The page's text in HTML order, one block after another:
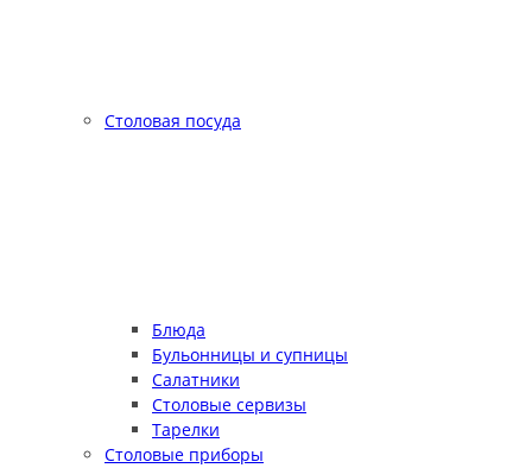
Столовая посуда
Блюда
Бульонницы и супницы
Салатники
Столовые сервизы
Тарелки
Столовые приборы